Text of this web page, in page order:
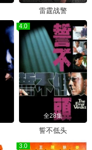
雷霆战警
4.0
全28集
誓不低头
3.0